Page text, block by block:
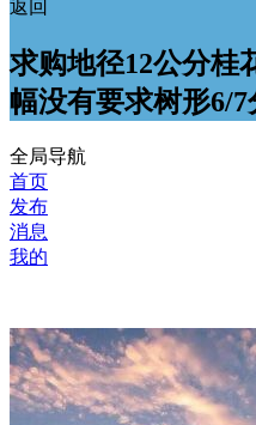
返回
求购地径12公分桂
幅没有要求树形6/
全局导航
首页
发布
消息
我的